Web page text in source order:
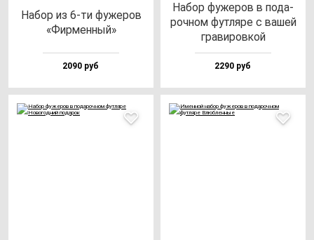
Набор из 6-ти фу­же­ров
«Фир­мен­ный»
2090 руб
Набор фу­же­ров в по­да­
роч­ном фут­ля­ре с ва­шей
гра­ви­ров­кой
2290 руб